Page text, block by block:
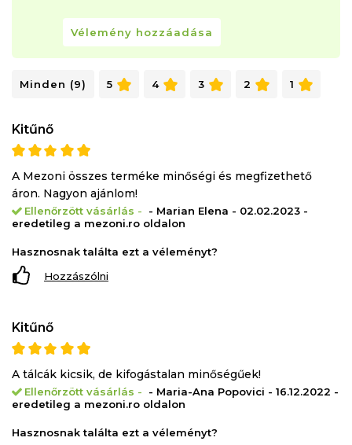
Vélemény hozzáadása
Minden (9) 5 4 3 2 1
Kitűnő
A Mezoni összes terméke minőségi és megfizethető
áron. Nagyon ajánlom!
Ellenőrzött vásárlás -
- Marian Elena - 02.02.2023 -
eredetileg a mezoni.ro oldalon
Hasznosnak találta ezt a véleményt?
Hozzászólni
Kitűnő
A tálcák kicsik, de kifogástalan minőségűek!
Ellenőrzött vásárlás -
- Maria-Ana Popovici - 16.12.2022 -
eredetileg a mezoni.ro oldalon
Hasznosnak találta ezt a véleményt?